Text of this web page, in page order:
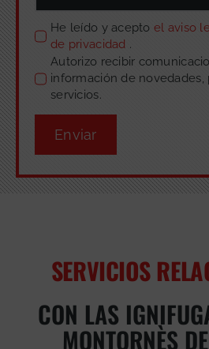
He leído y acepto el aviso
de privacidad .
Autorizo recibir
información de novedades,
servicios.
Enviar
SERVICIOS
CON LAS
MONTORNÈS